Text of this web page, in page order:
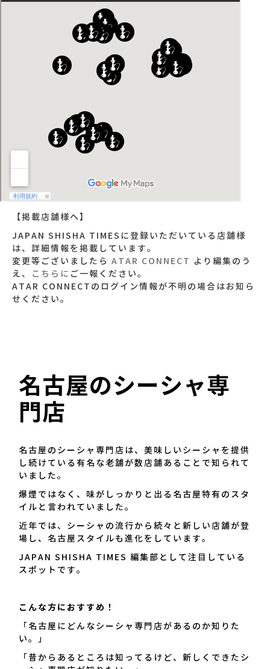
【掲載店舗様へ】
JAPAN SHISHA TIMESに登録いただいている店舗様
は、詳細情報を掲載しています。
変更等ございましたら ATAR CONNECT より編集のう
え、
こちらに ご一報ください。
ATAR CONNECTのログイン情報が不明の場合はお知ら
せください。
名古屋のシーシャ専
門店
名古屋のシーシャ専門店は、美味しいシーシャを提供
し続けている有名な老舗が数店舗あることで知られて
いました。
爆煙ではなく、味がしっかりと出る名古屋特有のスタ
イルと言われていました。
近年では、シーシャの流行から続々と新しい店舗が登
場し、名古屋スタイルも進化をしています。
JAPAN SHISHA TIMES 編集部として注目している
スポットです。
こんな方におすすめ！
「名古屋にどんなシーシャ専門店があるのか知りた
い。」
「昔からあるところは知ってるけど、新しくできたシ